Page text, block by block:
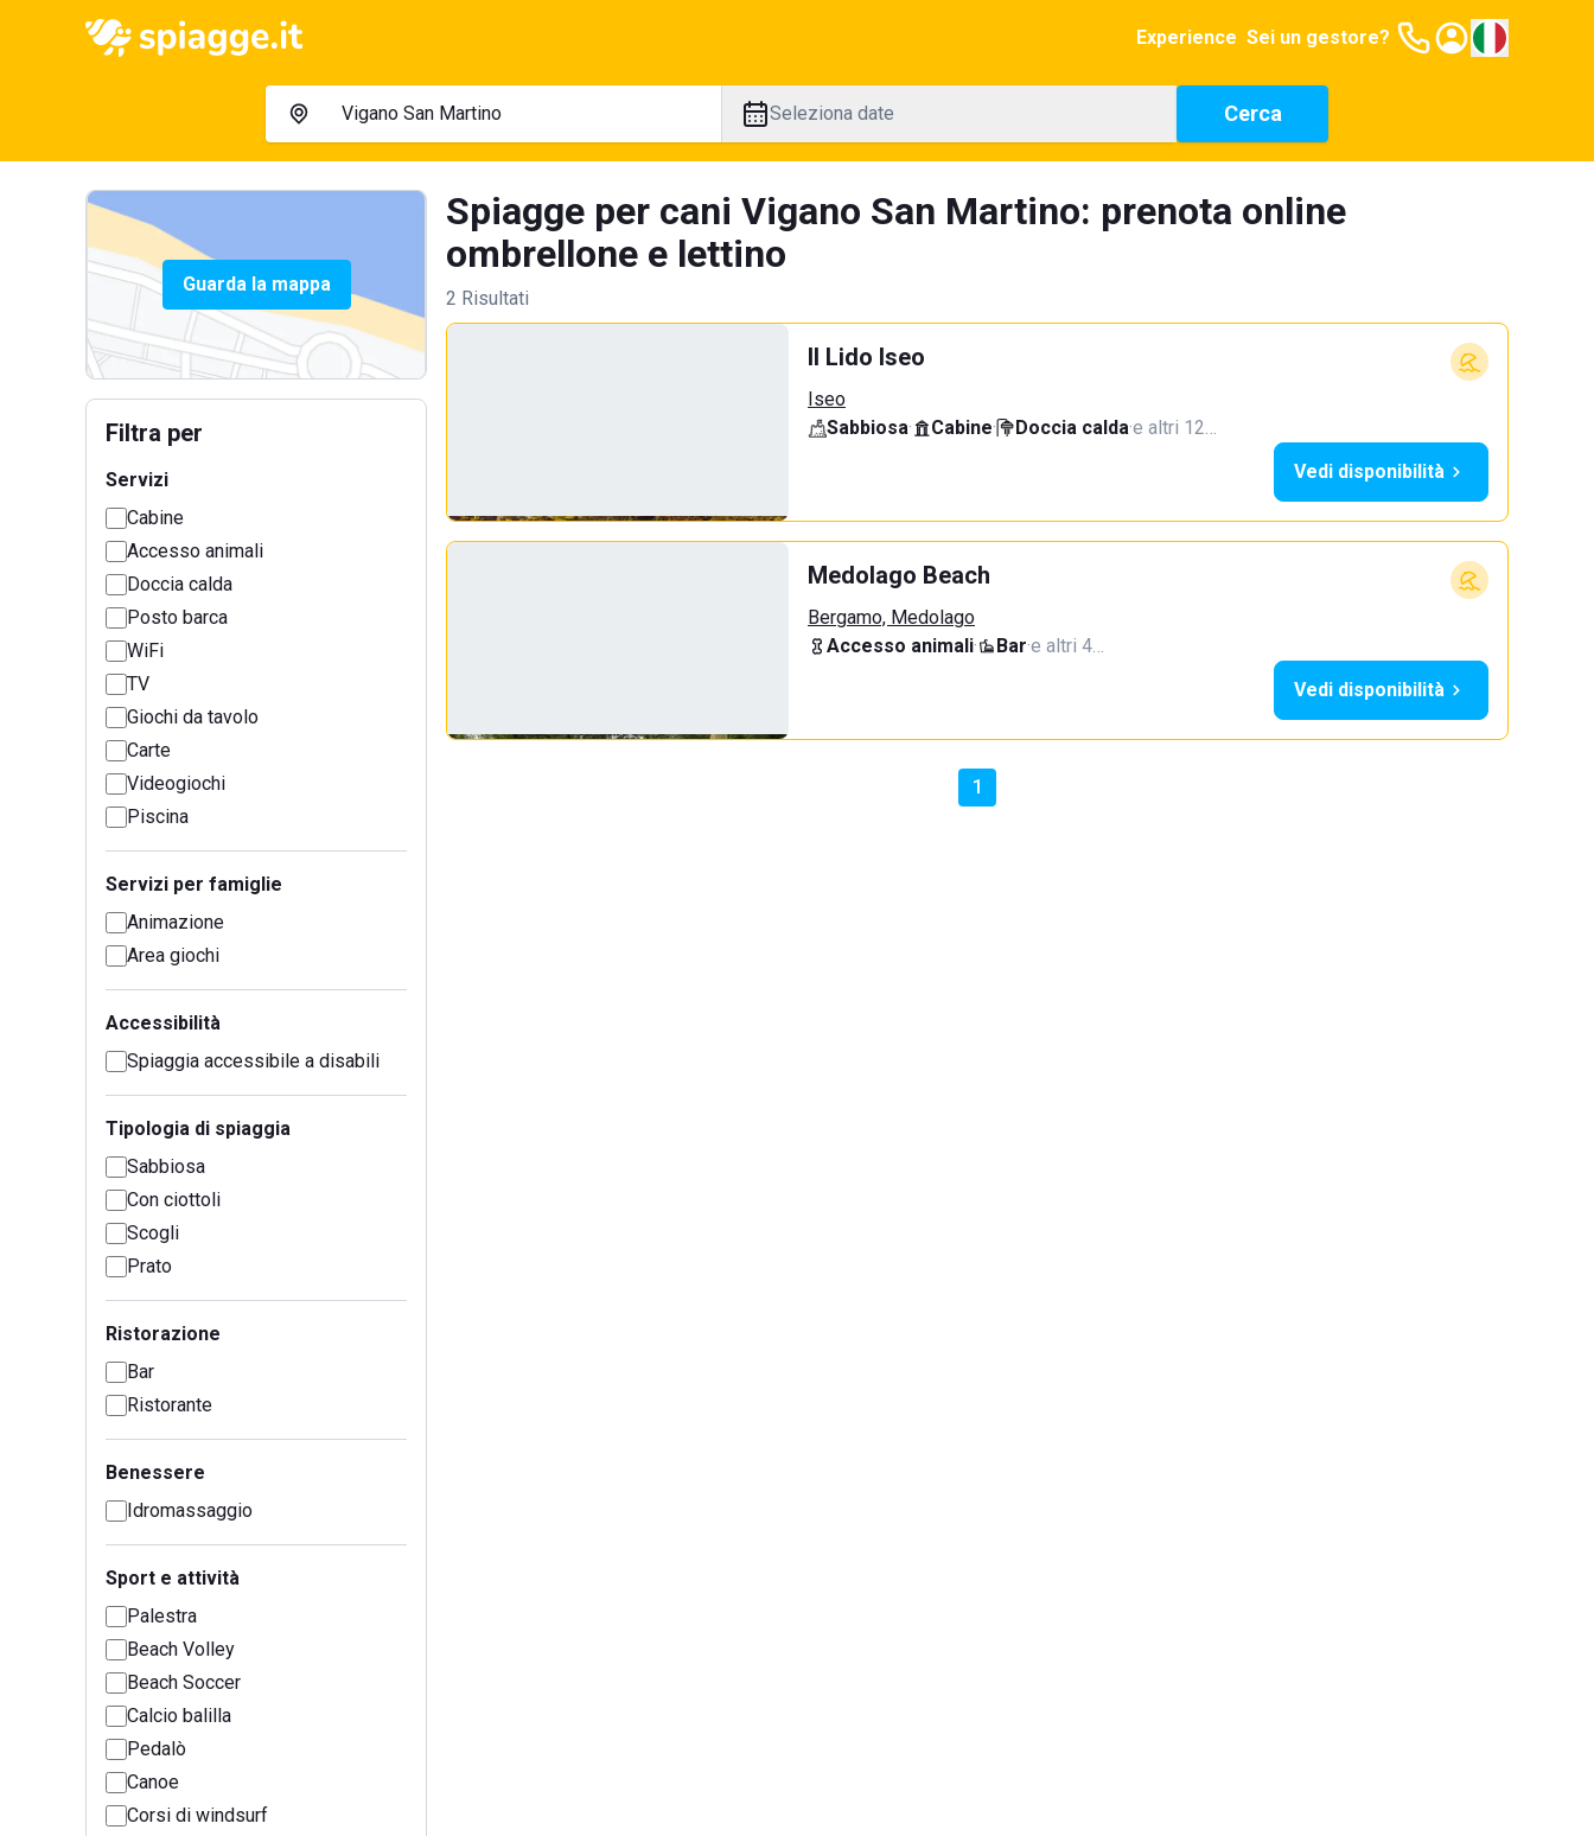
Experience Sei un gestore?
Seleziona date Cerca
Guarda la mappa
Filtra per
Servizi
Cabine
Accesso animali
Doccia calda
Posto barca
WiFi
TV
Giochi da tavolo
Carte
Videogiochi
Piscina
Servizi per famiglie
Animazione
Area giochi
Accessibilità
Spiaggia accessibile a disabili
Tipologia di spiaggia
Sabbiosa
Con ciottoli
Scogli
Prato
Ristorazione
Bar
Ristorante
Benessere
Idromassaggio
Sport e attività
Palestra
Beach Volley
Beach Soccer
Calcio balilla
Pedalò
Canoe
Corsi di windsurf
Spiagge per cani Vigano San Martino: prenota online
ombrellone e lettino
2 Risultati
Il Lido Iseo
Iseo
Sabbiosa· Cabine· Doccia calda·e altri 12…
Vedi disponibilità
Medolago Beach
Bergamo, Medolago
Accesso animali· Bar·e altri 4…
Vedi disponibilità
1